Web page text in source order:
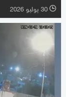
l 30 يوليو 2026